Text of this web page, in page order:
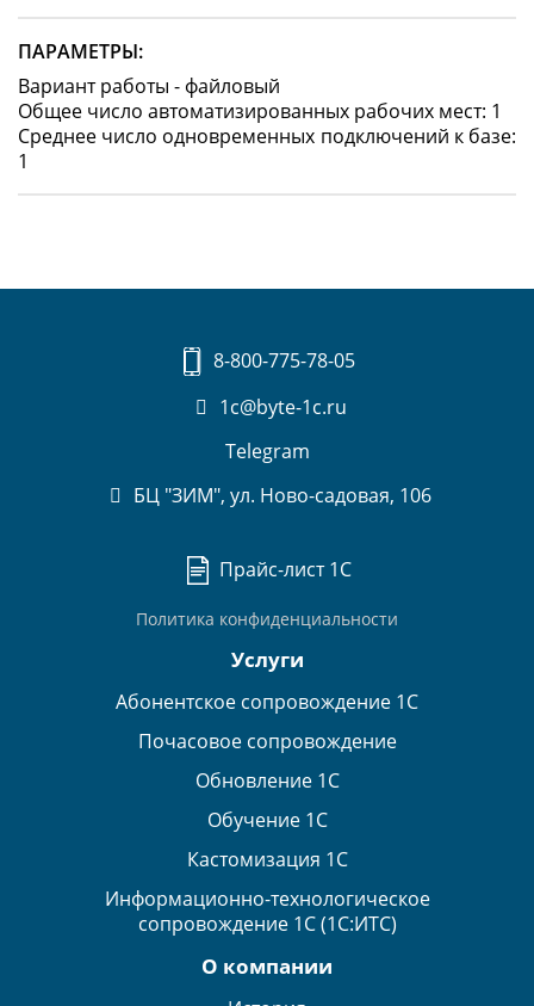
ПАРАМЕТРЫ:
Вариант работы - файловый
Общее число автоматизированных рабочих мест: 1
Среднее число одновременных подключений к базе:
1
8-800-775-78-05
1c@byte-1c.ru
Telegram
БЦ "ЗИМ", ул. Ново-садовая, 106
Прайс-лист 1С
Политика конфиденциальности
Услуги
Абонентское сопровождение 1С
Почасовое сопровождение
Обновление 1С
Обучение 1С
Кастомизация 1С
Информационно-технологическое
сопровождение 1С (1С:ИТС)
О компании